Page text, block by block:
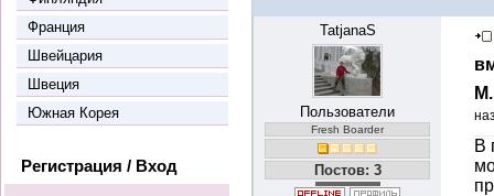
Франция
Швейцария
Швеция
Южная Корея
Регистрация / Вход
TatjanaS
Пользователи
Fresh Boarder
Постов: 3
В